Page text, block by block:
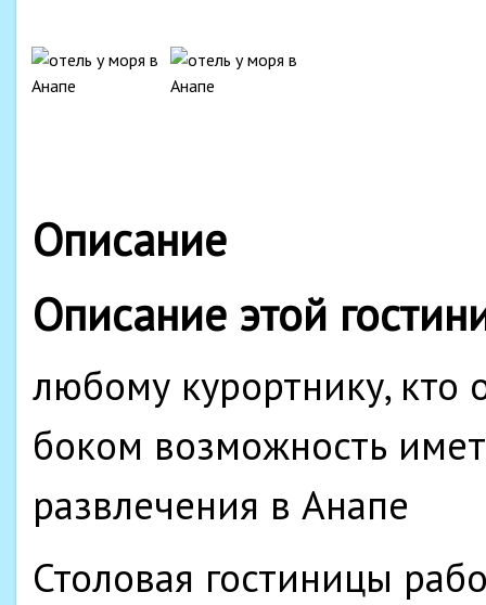
Описание
Описание этой
любому курортнику, кто
боком возможность
развлечения в Анапе
Столовая гостиницы